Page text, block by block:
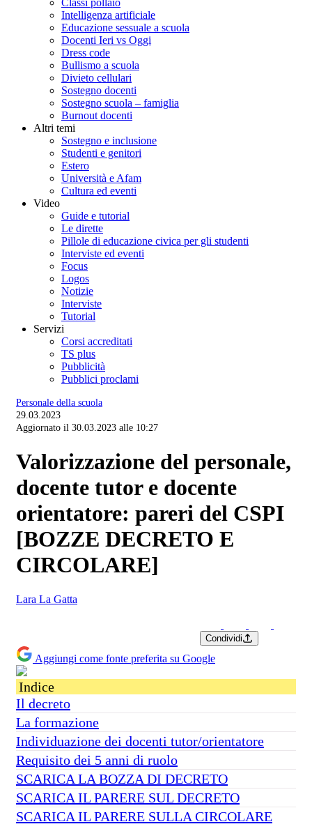
Classi pollaio
Intelligenza artificiale
Educazione sessuale a scuola
Docenti Ieri vs Oggi
Dress code
Bullismo a scuola
Divieto cellulari
Sostegno docenti
Sostegno scuola – famiglia
Burnout docenti
Altri temi
Sostegno e inclusione
Studenti e genitori
Estero
Università e Afam
Cultura ed eventi
Video
Guide e tutorial
Le dirette
Pillole di educazione civica per gli studenti
Interviste ed eventi
Focus
Logos
Notizie
Interviste
Tutorial
Servizi
Corsi accreditati
TS plus
Pubblicità
Pubblici proclami
Personale della scuola
29.03.2023
Aggiornato il 30.03.2023 alle 10:27
Valorizzazione del personale,
docente tutor e docente
orientatore: pareri del CSPI
[BOZZE DECRETO E
CIRCOLARE]
Lara La Gatta
Condividi
Aggiungi come fonte preferita su Google
Indice
Il decreto
La formazione
Individuazione dei docenti tutor/orientatore
Requisito dei 5 anni di ruolo
SCARICA LA BOZZA DI DECRETO
SCARICA IL PARERE SUL DECRETO
SCARICA IL PARERE SULLA CIRCOLARE